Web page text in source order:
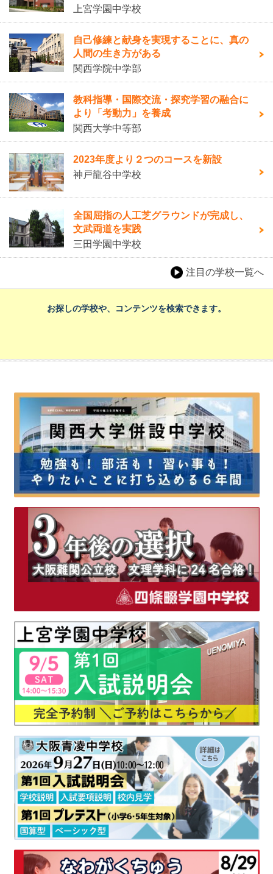
上宮学園中学校
自己修練と献身を実現することに、真の
人間の生き方がある
関西学院中学部
教科指導・国際交流・探究学習の融合に
より「考動力」を養成
関西大学中等部
2023年度より２つのコースを新設
神戸龍谷中学校
全国屈指の人工芝グラウンドが完成し、
文武両道を実践
三田学園中学校
注目の学校一覧へ
お探しの学校や、コンテンツを検索できます。